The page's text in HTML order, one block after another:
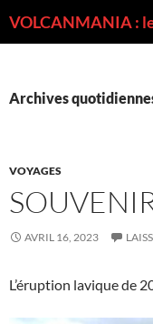
Archives
VOYAGES
AVRIL 16, 2023
L’éruption lavique de